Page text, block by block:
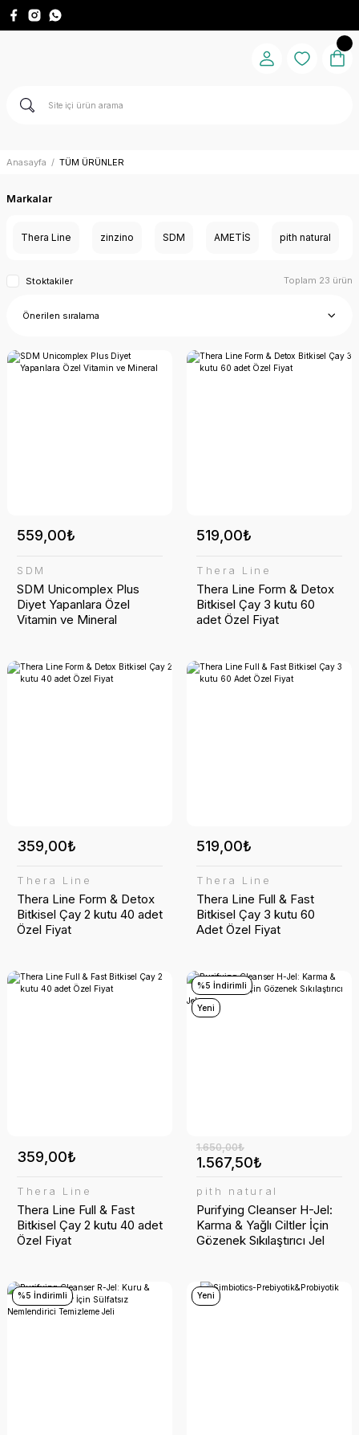
Anasayfa TÜM ÜRÜNLER
Markalar
Thera Line zinzino SDM AMETİS pith natural
Stoktakiler Toplam 23 ürün
559,00₺
SDM
SDM Unicomplex Plus
Diyet Yapanlara Özel
Vitamin ve Mineral
519,00₺
Thera Line
Thera Line Form & Detox
Bitkisel Çay 3 kutu 60
adet Özel Fiyat
359,00₺
Thera Line
Thera Line Form & Detox
Bitkisel Çay 2 kutu 40 adet
Özel Fiyat
519,00₺
Thera Line
Thera Line Full & Fast
Bitkisel Çay 3 kutu 60
Adet Özel Fiyat
359,00₺
Thera Line
Thera Line Full & Fast
Bitkisel Çay 2 kutu 40 adet
Özel Fiyat
%5 İndirimli
Yeni
1.567,50₺
1.650,00₺
pith natural
Purifying Cleanser H-Jel:
Karma & Yağlı Ciltler İçin
Gözenek Sıkılaştırıcı Jel
%5 İndirimli Yeni